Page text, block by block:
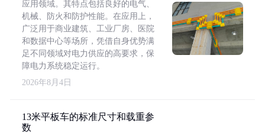
应用领域。其特点包括良好的电气、
机械、防火和防护性能。在应用上，
广泛用于商业建筑、工业厂房、医院
和数据中心等场所，凭借自身优势满
足不同领域对电力供应的高要求，保
障电力系统稳定运行。
2026年8月4日
13米平板车的标准尺寸和载重参
数